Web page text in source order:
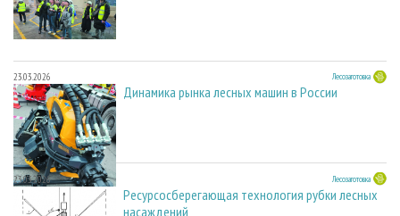
23.03.2026 Лесозаготовка
Динамика рынка лесных машин в России
23.03.2026 Лесозаготовка
Ресурсосберегающая технология рубки лесных
насаждений